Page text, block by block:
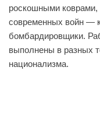
роскошными
современных войн —
бомбардировщики.
выполнены в разных
национализма.